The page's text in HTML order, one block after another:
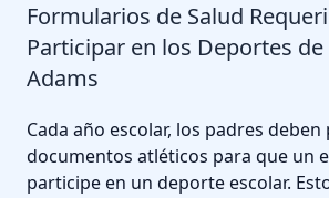
Formularios de Salud
Participar en los Deportes
Adams
Cada año escolar, los padres
documentos atléticos para que un
participe en un deporte escolar.